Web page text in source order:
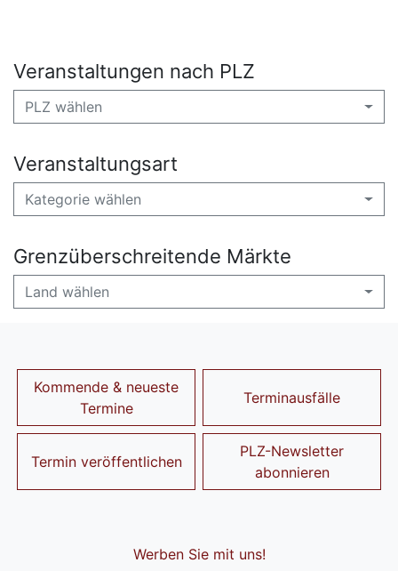
Veranstaltungen nach PLZ
PLZ wählen
Veranstaltungsart
Kategorie wählen
Grenzüberschreitende Märkte
Land wählen
Kommende & neueste
Termine
Terminausfälle
Termin veröffentlichen
PLZ-Newsletter
abonnieren
Werben Sie mit uns!